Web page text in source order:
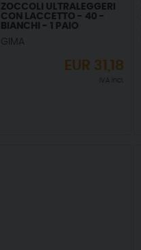
ZOCCOLI ULTRALEGGERI
CON LACCETTO - 40 -
BIANCHI - 1 PAIO
GIMA
EUR 31,18
IVA incl.